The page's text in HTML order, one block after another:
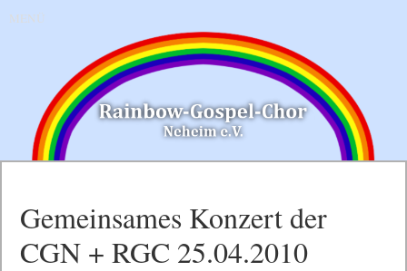
MENÜ
Gemeinsames Konzert der
CGN + RGC 25.04.2010